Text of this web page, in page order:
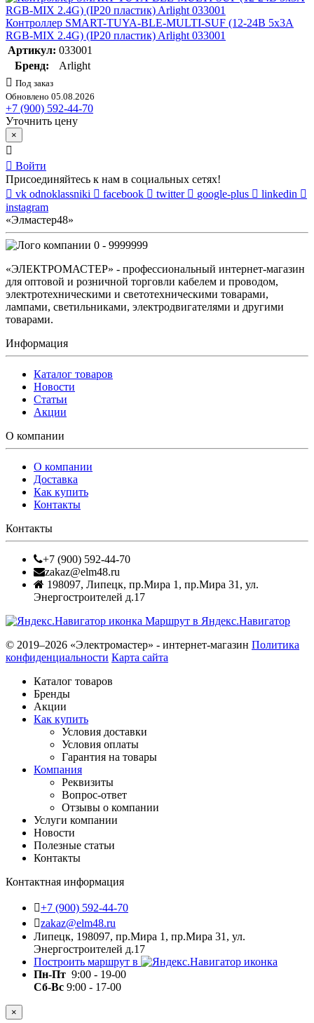
Контроллер SMART-TUYA-BLE-MULTI-SUF (12-24В 5х3А
RGB-MIX 2.4G) (IP20 пластик) Arlight 033001
Артикул: 033001
Бренд:
Arlight
Под заказ
Обновлено 05.08.2026
+7 (900) 592-44-70
Уточнить цену
×
Войти
Присоединяйтесь к нам в социальных сетях!
vk odnoklassniki facebook twitter google-plus
linkedin
instagram
«Элмастер48»
0 - 9999999
«ЭЛЕКТРОМАСТЕР» - профессиональный интернет-магазин
для оптовой и розничной торговли кабелем и проводом,
электротехническими и светотехническими товарами,
лампами, светильниками, электродвигателями и другими
товарами.
Информация
Каталог товаров
Новости
Статьи
Акции
О компании
О компании
Доставка
Как купить
Контакты
Контакты
+7 (900) 592-44-70
zakaz@elm48.ru
198097, Липецк, пр.Мира 1, пр.Мира 31, ул.
Энергостроителей д.17
Маршрут в Яндекс.Навигатор
© 2019–2026 «Электромастер» - интернет-магазин Политика
конфиденциальности Карта сайта
Каталог товаров
Бренды
Акции
Как купить
Условия доставки
Условия оплаты
Гарантия на товары
Компания
Реквизиты
Вопрос-ответ
Отзывы о компании
Услуги компании
Новости
Полезные статьи
Контакты
Контактная информация
+7 (900) 592-44-70
zakaz@elm48.ru
Липецк, 198097, пр.Мира 1, пр.Мира 31, ул.
Энергостроителей д.17
Построить маршрут в
Пн-Пт 9:00 - 19-00
Сб-Вс 9:00 - 17-00
×